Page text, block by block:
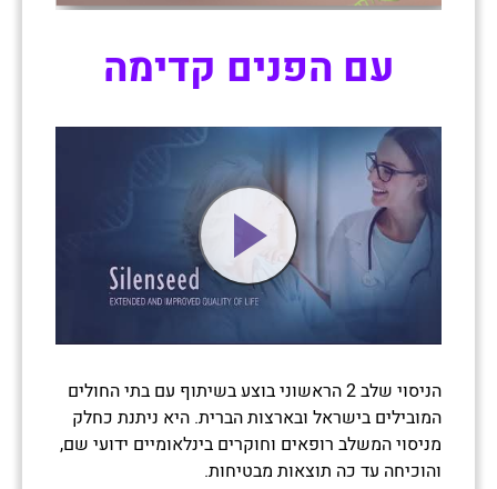
עם הפנים קדימה
הניסוי שלב 2 הראשוני בוצע בשיתוף עם בתי החולים
המובילים בישראל ובארצות הברית. היא ניתנת כחלק
מניסוי המשלב רופאים וחוקרים בינלאומיים ידועי שם,
והוכיחה עד כה תוצאות מבטיחות.